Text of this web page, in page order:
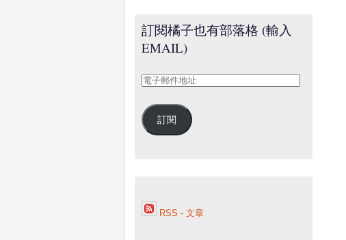
訂閱橘子也有部落格 (輸入
EMAIL)
電
郵
件
訂閱
RSS - 文章